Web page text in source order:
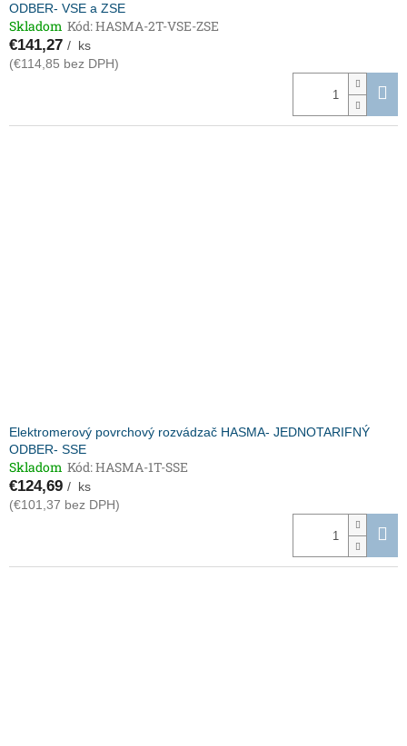
ODBER- VSE a ZSE
Skladom Kód:HASMA-2T-VSE-ZSE
€141,27 / ks
(€114,85 bez DPH)
Elektromerový povrchový rozvádzač HASMA- JEDNOTARIFNÝ
ODBER- SSE
Skladom Kód:HASMA-1T-SSE
€124,69 / ks
(€101,37 bez DPH)